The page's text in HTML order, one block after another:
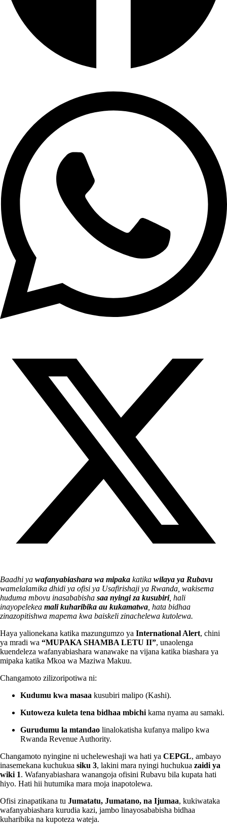
Baadhi ya wafanyabiashara wa mipaka katika wilaya ya Rubavu
wamelalamika dhidi ya ofisi ya Usafirishaji ya Rwanda, wakisema
huduma mbovu inasababisha saa nyingi za kusubiri, hali
inayopelekea mali kuharibika au kukamatwa , hata bidhaa
zinazopitishwa mapema kwa baiskeli zinachelewa kutolewa.
Haya yalionekana katika mazungumzo ya International Alert, chini
ya mradi wa “MUPAKA SHAMBA LETU II”, unaolenga
kuendeleza wafanyabiashara wanawake na vijana katika biashara ya
mipaka katika Mkoa wa Maziwa Makuu.
Changamoto zilizoripotiwa ni:
Kudumu kwa masaa kusubiri malipo (Kashi).
Kutoweza kuleta tena bidhaa mbichi kama nyama au samaki.
Gurudumu la mtandao linalokatisha kufanya malipo kwa
Rwanda Revenue Authority.
Changamoto nyingine ni ucheleweshaji wa hati ya CEPGL, ambayo
inasemekana kuchukua siku 3, lakini mara nyingi huchukua zaidi ya
wiki 1. Wafanyabiashara wanangoja ofisini Rubavu bila kupata hati
hiyo. Hati hii hutumika mara moja inapotolewa.
Ofisi zinapatikana tu Jumatatu, Jumatano, na Ijumaa, kukiwataka
wafanyabiashara kurudia kazi, jambo linayosababisha bidhaa
kuharibika na kupoteza wateja.